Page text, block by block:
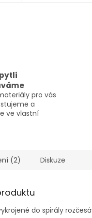
pro vás
a
ve vlastní
(2) Diskuze
do spirály